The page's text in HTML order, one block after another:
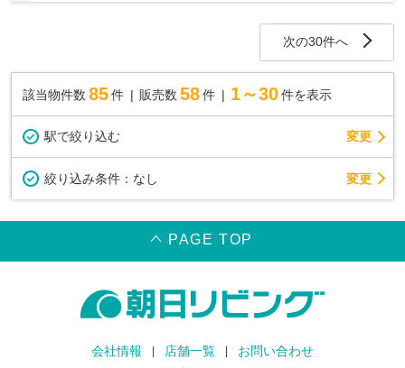
次の30件へ
該当物件数 85件 販売数 58 件 1～30 件を表示
駅で絞り込む 変更
絞り込み条件： なし 変更
PAGE TOP
会社情報 店舗一覧
お問い合わせ